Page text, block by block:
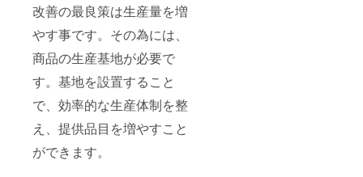
改善の最良策は生産量を増
やす事です。その為には、
商品の生産基地が必要で
す。基地を設置すること
で、効率的な生産体制を整
え、提供品目を増やすこと
ができます。